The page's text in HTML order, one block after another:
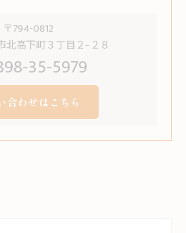
〒794-0812
北高下町３丁目２−２８
35-5979
合わせはこちら